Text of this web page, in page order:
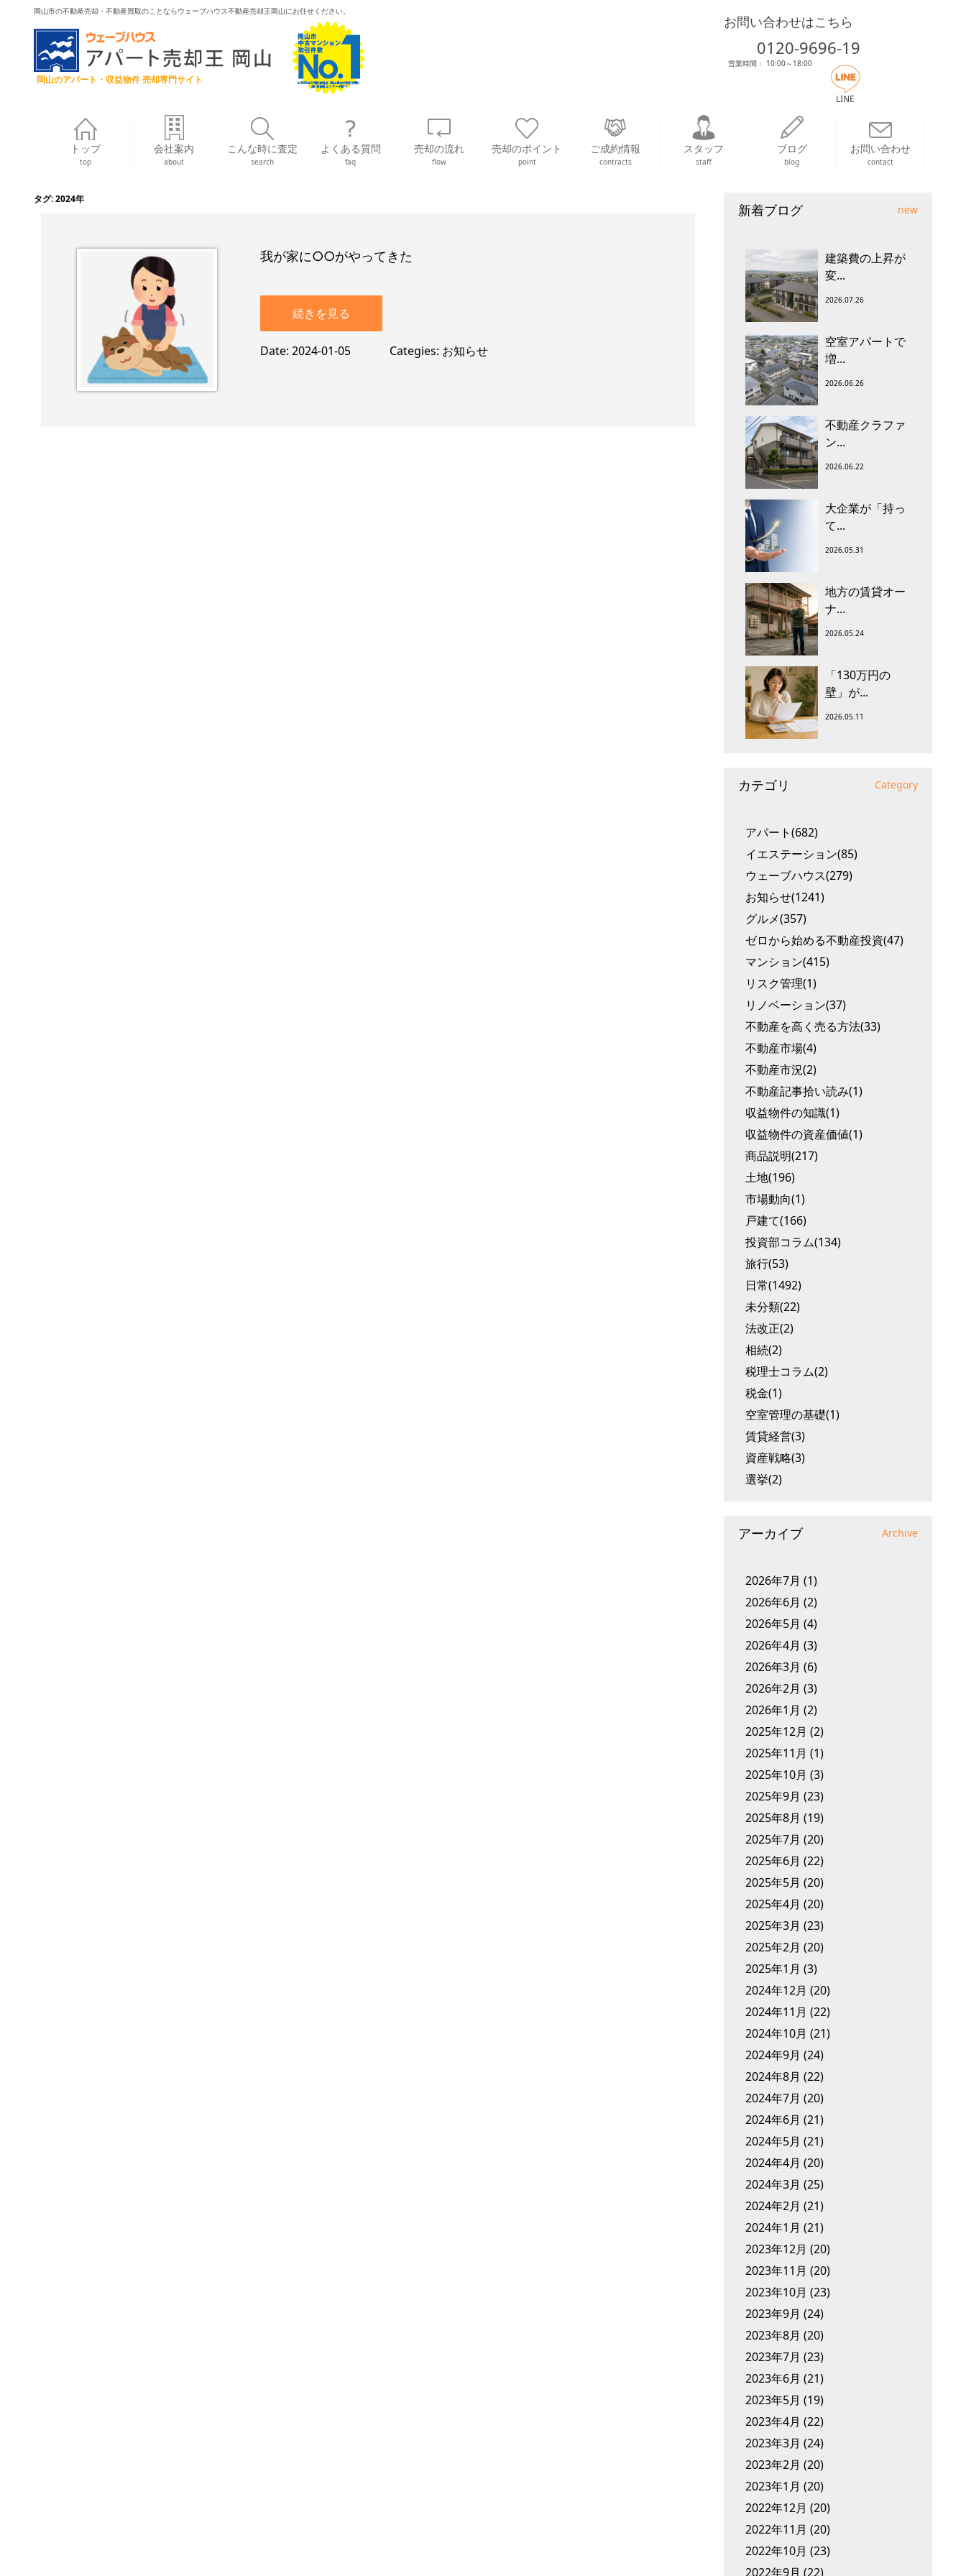
岡山市の不動産売却・不動産買取のことならウェーブハウス不動産売却王岡山にお任せください。
岡山のアパート・収益物件 売却専門サイト
お問い合わせはこちら
0120-9696-19
営業時間： 10:00～18:00
LINE
トップ
top
会社案内
about
こんな時に査定
search
よくある質問
faq
売却の流れ
flow
売却のポイント
point
ご成約情報
contracts
スタッフ
staff
ブログ
blog
お問い合わせ
contact
タグ:2024年
我が家に○○がやってきた
続きを見る
Date 2024-01-05 Categies お知らせ
新着ブログ new
建築費の上昇が
変...
2026.07.26
空室アパートで
増...
2026.06.26
不動産クラファ
ン...
2026.06.22
大企業が「持っ
て...
2026.05.31
地方の賃貸オー
ナ...
2026.05.24
「130万円の
壁」が...
2026.05.11
カテゴリ Category
アパート(682)
イエステーション(85)
ウェーブハウス(279)
お知らせ(1241)
グルメ(357)
ゼロから始める不動産投資(47)
マンション(415)
リスク管理(1)
リノベーション(37)
不動産を高く売る方法(33)
不動産市場(4)
不動産市況(2)
不動産記事拾い読み(1)
収益物件の知識(1)
収益物件の資産価値(1)
商品説明(217)
土地(196)
市場動向(1)
戸建て(166)
投資部コラム(134)
旅行(53)
日常(1492)
未分類(22)
法改正(2)
相続(2)
税理士コラム(2)
税金(1)
空室管理の基礎(1)
賃貸経営(3)
資産戦略(3)
選挙(2)
アーカイブ Archive
2026年7月 (1)
2026年6月 (2)
2026年5月 (4)
2026年4月 (3)
2026年3月 (6)
2026年2月 (3)
2026年1月 (2)
2025年12月 (2)
2025年11月 (1)
2025年10月 (3)
2025年9月 (23)
2025年8月 (19)
2025年7月 (20)
2025年6月 (22)
2025年5月 (20)
2025年4月 (20)
2025年3月 (23)
2025年2月 (20)
2025年1月 (3)
2024年12月 (20)
2024年11月 (22)
2024年10月 (21)
2024年9月 (24)
2024年8月 (22)
2024年7月 (20)
2024年6月 (21)
2024年5月 (21)
2024年4月 (20)
2024年3月 (25)
2024年2月 (21)
2024年1月 (21)
2023年12月 (20)
2023年11月 (20)
2023年10月 (23)
2023年9月 (24)
2023年8月 (20)
2023年7月 (23)
2023年6月 (21)
2023年5月 (19)
2023年4月 (22)
2023年3月 (24)
2023年2月 (20)
2023年1月 (20)
2022年12月 (20)
2022年11月 (20)
2022年10月 (23)
2022年9月 (22)